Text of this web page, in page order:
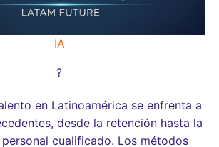
IA
?
en Latinoamérica se enfrenta a
desde la retención hasta la
cualificado. Los métodos